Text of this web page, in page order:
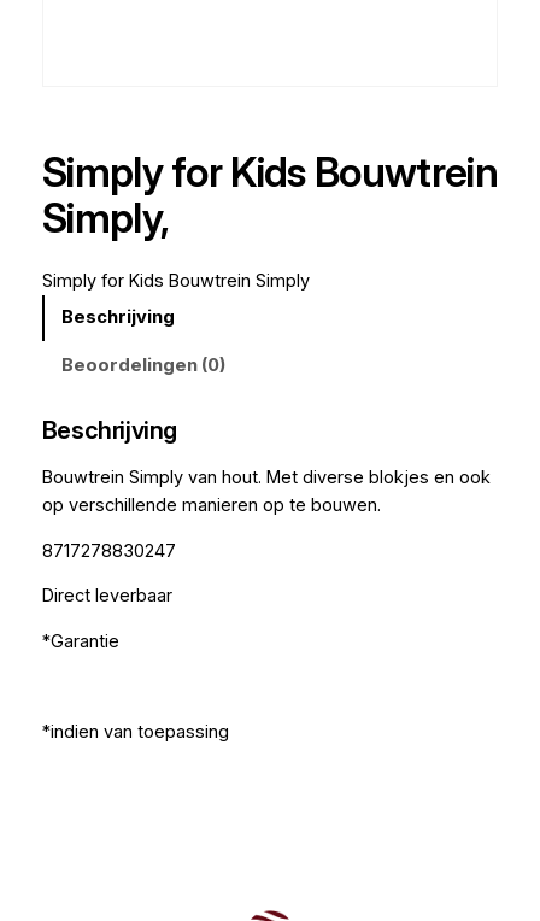
Simply for Kids Bouwtrein
Simply,
Simply for Kids Bouwtrein Simply
Beschrijving
Beoordelingen (0)
Beschrijving
Bouwtrein Simply van hout. Met diverse blokjes en ook
op verschillende manieren op te bouwen.
8717278830247
Direct leverbaar
*Garantie
*indien van toepassing